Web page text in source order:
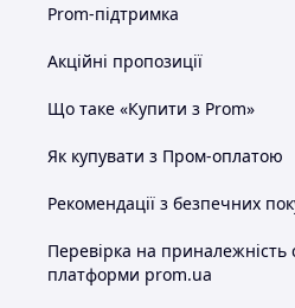
Prom-підтримка
Акційні пропозиції
Що таке «Купити з Prom»
Як купувати з Пром-оплатою
Рекомендації з безпечних
Перевірка на приналежність
платформи prom.ua